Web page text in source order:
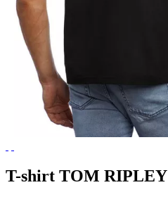
T-shirt TOM RIPLEY